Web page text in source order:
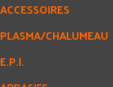
ACCESSOIRES
PLASMA/CHALUMEAU
E.P.I.